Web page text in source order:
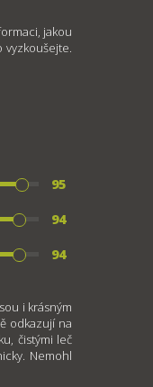
jakou
95
94
94
i krásným
odkazují na
čistými leč
Nemohl